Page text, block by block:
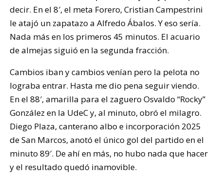
decir. En el 8′, el meta Forero, Cristian Campestrini
le atajó un zapatazo a Alfredo Ábalos. Y eso sería.
Nada más en los primeros 45 minutos. El acuario
de almejas siguió en la segunda fracción.
Cambios iban y cambios venían pero la pelota no
lograba entrar. Hasta me dio pena seguir viendo.
En el 88′, amarilla para el zaguero Osvaldo “Rocky”
González en la UdeC y, al minuto, obró el milagro.
Diego Plaza, canterano albo e incorporación 2025
de San Marcos, anotó el único gol del partido en el
minuto 89′. De ahí en más, no hubo nada que hacer
y el resultado quedó inamovible.